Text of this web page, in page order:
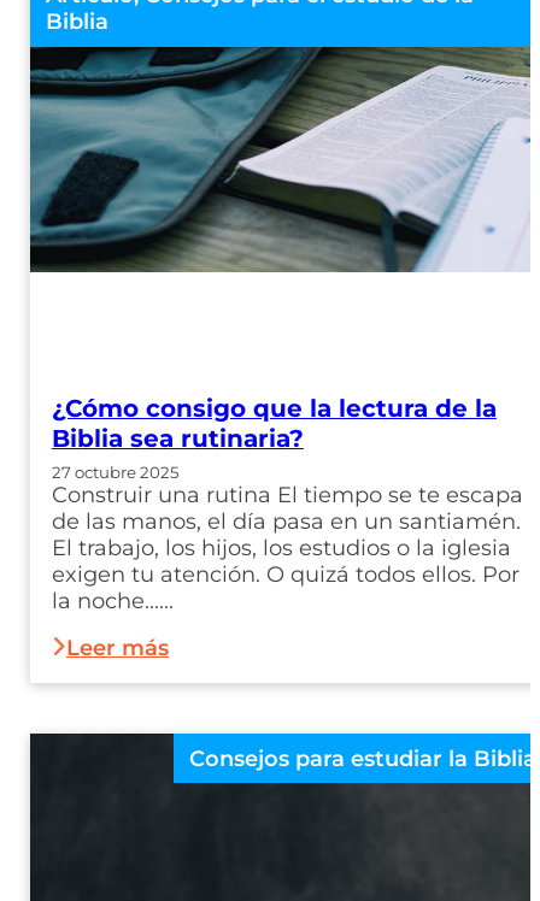
Biblia
¿Cómo consigo que la lectura de la
Biblia sea rutinaria?
27 octubre 2025
Construir una rutina El tiempo se te escapa
de las manos, el día pasa en un santiamén.
El trabajo, los hijos, los estudios o la iglesia
exigen tu atención. O quizá todos ellos. Por
la noche......
Leer más
Consejos para estudiar la Biblia